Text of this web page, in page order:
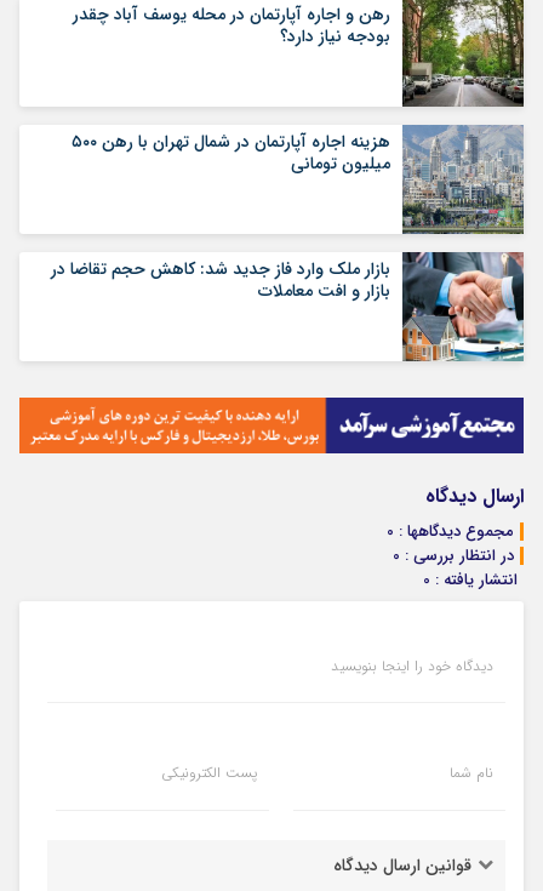
رهن و اجاره آپارتمان در محله یوسف آباد چقدر
بودجه نیاز دارد؟
هزینه اجاره آپارتمان در شمال تهران با رهن ۵۰۰
میلیون تومانی
بازار ملک وارد فاز جدید شد: کاهش حجم تقاضا در
بازار و افت معاملات
ارسال دیدگاه
مجموع دیدگاهها : 0
در انتظار بررسی : 0
انتشار یافته : 0
دیدگاه خود را اینجا بنویسید
نام شما پست الکترونیکی
قوانین ارسال دیدگاه